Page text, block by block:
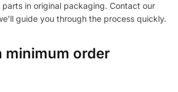
in original packaging. Contact our
guide you through the process quickly.
minimum order